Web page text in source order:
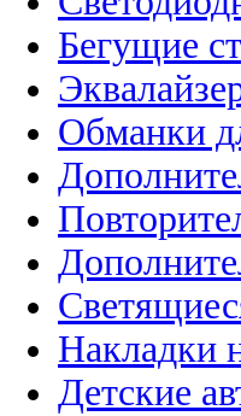
Бегущие
Обманки
Накладки
Детские